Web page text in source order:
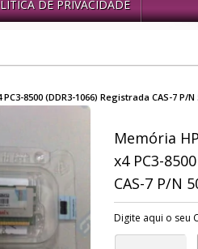
DE PRIVACIDADE
8500 (DDR3-1066) Registrada CAS-7 P/N
Memória
x4 PC3-
CAS-7 P/N
Digite aqui o seu